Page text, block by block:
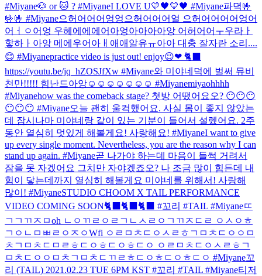
#Miyane🐶 or 🐱 ? #MiyaneI LOVE U💛🖤💛🖤 #Miyane파뎍🤟
🤟🤟 #Miyane으허어어어엉엉으허어어어얼 으허어어어어엉어
어ㅓㅇ어엉 우헤에에에어아엉아아아아앙 어허어어ㅜ우라ㅏ
핳하ㅏ아앙 메에우어아ㅐ애애알유ㅠ아아 대충 잘자란 소리....
😊 #Miyanepractice video is just out! enjoy😉❤ 🐈‍⬛
https://youtu.be/jq_hZOSJfXw #Miyane와 미야네덕에 벌써 뮤비
천만!!!!! 힘난드아앙☺☺☺☺☺☺☺ #Miyanemiyaohhhh
#Miyanehow was the comeback stage? 첫방 어땠어요오? 😶😶😶
😶😶😶 #Miyane오늘 괜히 울컥했어요. 사실 몸이 좋지 않았는
데 잠시나마 미야네랑 같이 있는 기분이 들어서 설렜어요. 2주
동안 열심히 멋있게 해볼게요! 사랑해요! #MiyaneI want to give
up every single moment. Nevertheless, you are the reason why I can
stand up again. #Miyane곧 나가야 하는데 마음이 들썩 거려서
잠을 못 자겠어요 그치만 자야겠죠오? 나 조금 많이 힘든데 내
힘이 닿는데까지 열심히 해볼게요 미야네를 위해서! 사랑해
많이! #MiyaneSTUDIO CHOOM X TAIL PERFORMANCE
VIDEO COMING SOON🐈‍⬛🐈‍⬛🐈‍⬛ #꼬리 #TAIL #Miyaneㄸ
ㄱㄱㄲㅈㅁoh ㄴㅇㄲㄹㅇㄹㄱㄴㅅㄹㅇㄱㄲㅈㄷㄹ ㅇㅅㅇㅎ
ㄱㅇㄴㅁㅃㄹㅇㅈㅇWfi ㅇㄹㅁㅊㄷㅇㅅㄹㅎㄱㅁㅊㄷㅇㅇㅁ
ㅊㄱㅁㅊㄷㅁㄹㅎㄷㅇㅎㄷㅇㅎㄷㅇ ㅇㄹㅁㅊㄷㅇㅅㄹㅎㄱ
ㅁㅊㄷㅇㅇㅁㅊㄱㅁㅊㄷㄲㄹㅎㄷㅇㅎㄷㅇㅎㄷㅇ #Miyane꼬
리 (TAIL) 2021.02.23 TUE 6PM KST #꼬리 #TAIL #Miyane티저